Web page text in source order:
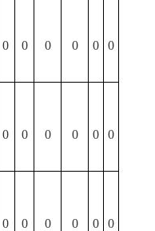
0 0 0 0 0 0
0 0 0 0 0 0
0 0 0 0 0 0